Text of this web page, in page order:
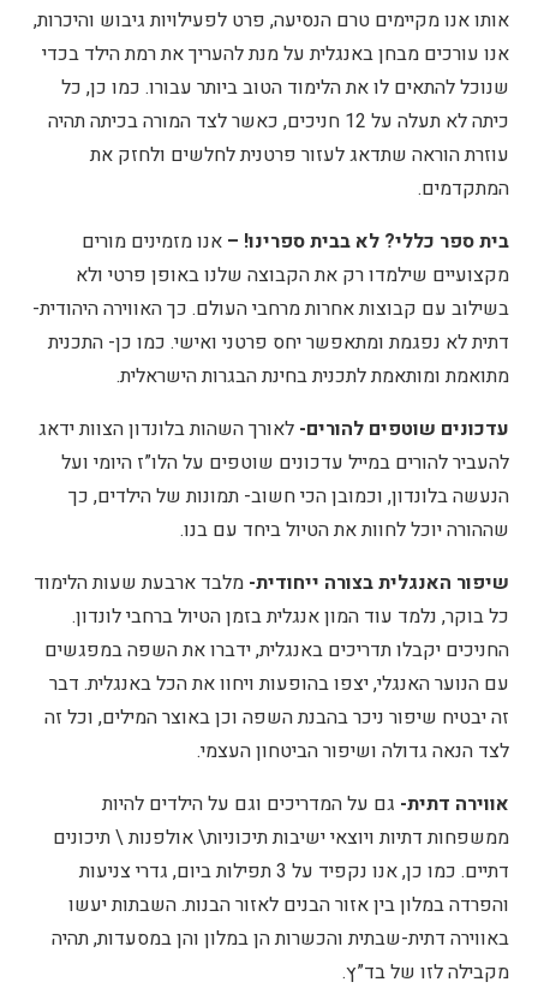
אותו אנו מקיימים טרם הנסיעה, פרט לפעילויות גיבוש והיכרות,
אנו עורכים מבחן באנגלית על מנת להעריך את רמת הילד בכדי
שנוכל להתאים לו את הלימוד הטוב ביותר עבורו. כמו כן, כל
כיתה לא תעלה על 12 חניכים, כאשר לצד המורה בכיתה תהיה
עוזרת הוראה שתדאג לעזור פרטנית לחלשים ולחזק את
המתקדמים.
בית ספר כללי? לא בבית ספרינו! – אנו מזמינים מורים
מקצועיים שילמדו רק את הקבוצה שלנו באופן פרטי ולא
בשילוב עם קבוצות אחרות מרחבי העולם. כך האווירה היהודית-
דתית לא נפגמת ומתאפשר יחס פרטני ואישי. כמו כן- התכנית
מתואמת ומותאמת לתכנית בחינת הבגרות הישראלית.
עדכונים שוטפים להורים- לאורך השהות בלונדון הצוות ידאג
להעביר להורים במייל עדכונים שוטפים על הלו”ז היומי ועל
הנעשה בלונדון, וכמובן הכי חשוב- תמונות של הילדים, כך
שההורה יוכל לחוות את הטיול ביחד עם בנו.
שיפור האנגלית בצורה ייחודית- מלבד ארבעת שעות הלימוד
כל בוקר, נלמד עוד המון אנגלית בזמן הטיול ברחבי לונדון.
החניכים יקבלו תדריכים באנגלית, ידברו את השפה במפגשים
עם הנוער האנגלי, יצפו בהופעות ויחוו את הכל באנגלית. דבר
זה יבטיח שיפור ניכר בהבנת השפה וכן באוצר המילים, וכל זה
לצד הנאה גדולה ושיפור הביטחון העצמי.
אווירה דתית- גם על המדריכים וגם על הילדים להיות
ממשפחות דתיות ויוצאי ישיבות תיכוניות\ אולפנות \ תיכונים
דתיים. כמו כן, אנו נקפיד על 3 תפילות ביום, גדרי צניעות
והפרדה במלון בין אזור הבנים לאזור הבנות. השבתות יעשו
באווירה דתית-שבתית והכשרות הן במלון והן במסעדות, תהיה
מקבילה לזו של בד”ץ.